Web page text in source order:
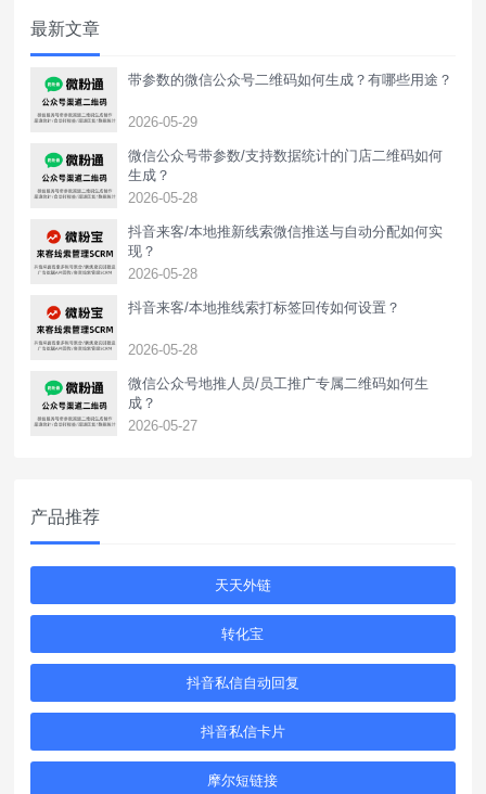
最新文章
带参数的微信公众号二维码如何生成？有哪些用途？
2026-05-29
微信公众号带参数/支持数据统计的门店二维码如何
生成？
2026-05-28
抖音来客/本地推新线索微信推送与自动分配如何实
现？
2026-05-28
抖音来客/本地推线索打标签回传如何设置？
2026-05-28
‌微信公众号地推人员/员工推广专属二维码如何生
成？
2026-05-27
产品推荐
天天外链
转化宝
抖音私信自动回复
抖音私信卡片
摩尔短链接